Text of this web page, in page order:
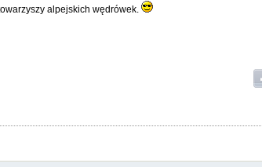
alpejskich wędrówek.